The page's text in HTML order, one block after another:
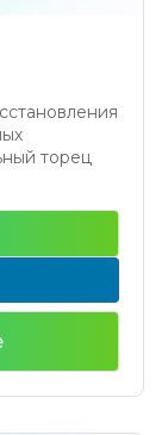
торец